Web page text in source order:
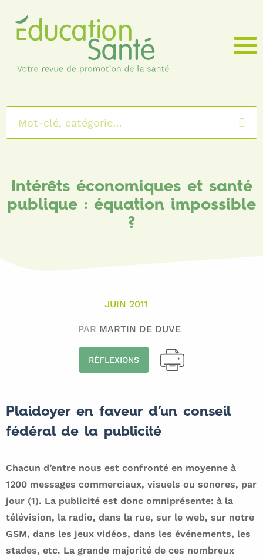
Menu
Intérêts économiques et santé
publique : équation impossible
?
JUIN 2011
PAR MARTIN DE DUVE
RÉFLEXIONS
Plaidoyer en faveur d’un conseil
fédéral de la publicité
Chacun d’entre nous est confronté en moyenne à
1200 messages commerciaux, visuels ou sonores, par
jour (1). La publicité est donc omniprésente: à la
télévision, la radio, dans la rue, sur le web, sur notre
GSM, dans les jeux vidéos, dans les événements, les
stades, etc. La grande majorité de ces nombreux